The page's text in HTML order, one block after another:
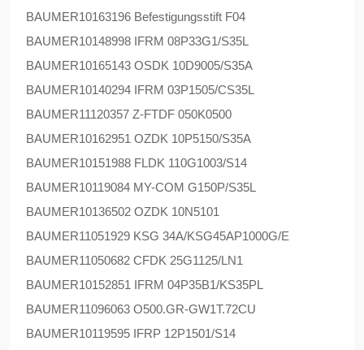
BAUMER10163196 Befestigungsstift F04
BAUMER10148998 IFRM 08P33G1/S35L
BAUMER10165143 OSDK 10D9005/S35A
BAUMER10140294 IFRM 03P1505/CS35L
BAUMER11120357 Z-FTDF 050K0500
BAUMER10162951 OZDK 10P5150/S35A
BAUMER10151988 FLDK 110G1003/S14
BAUMER10119084 MY-COM G150P/S35L
BAUMER10136502 OZDK 10N5101
BAUMER11051929 KSG 34A/KSG45AP1000G/E
BAUMER11050682 CFDK 25G1125/LN1
BAUMER10152851 IFRM 04P35B1/KS35PL
BAUMER11096063 O500.GR-GW1T.72CU
BAUMER10119595 IFRP 12P1501/S14